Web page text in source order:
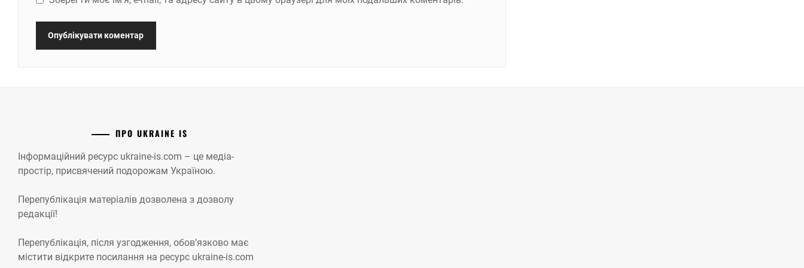
ПРО UKRAINE IS
Інформаційний ресурс ukraine-is.com – це медіа-
простір, присвячений подорожам Україною.
Перепублікація матеріалів дозволена з дозволу
редакції!
Перепублікація, після узгодження, обов’язково має
містити відкрите посилання на ресурс ukraine-is.com